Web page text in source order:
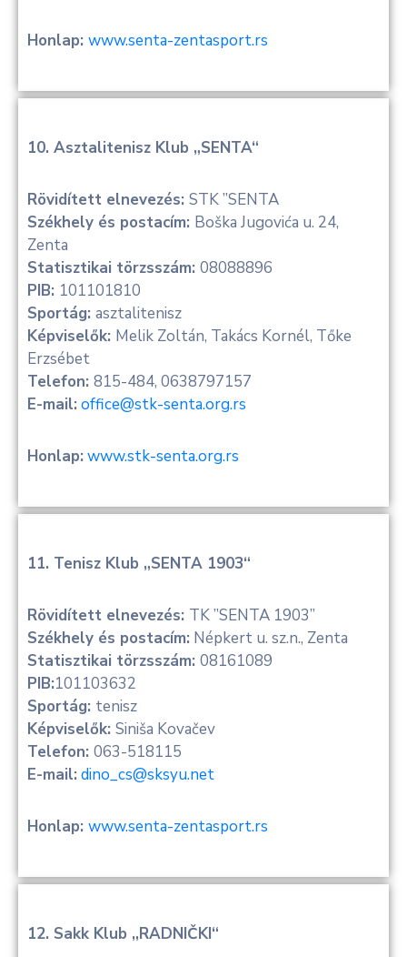
Honlap: www.senta-zentasport.rs
10. Asztalitenisz Klub „SENTA“
Rövidített elnevezés: STK ”SENTA
Székhely és postacím: Boška Jugovića u. 24,
Zenta
Statisztikai törzsszám: 08088896
PIB: 101101810
Sportág: asztalitenisz
Képviselők: Melik Zoltán, Takács Kornél, Tőke
Erzsébet
Telefon: 815-484, 0638797157
E-mail: office@stk-senta.org.rs
Honlap: www.stk-senta.org.rs
11. Tenisz Klub „SENTA 1903“
Rövidített elnevezés: TK ”SENTA 1903”
Székhely és postacím: Népkert u. sz.n., Zenta
Statisztikai törzsszám: 08161089
PIB:101103632
Sportág: tenisz
Képviselők: Siniša Kovačev
Telefon: 063-518115
E-mail: dino_cs@sksyu.net
Honlap: www.senta-zentasport.rs
12. Sakk Klub „RADNIČKI“